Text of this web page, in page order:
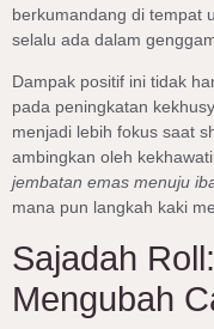
berkumandang di tempat
selalu ada dalam
Dampak positif ini tidak
pada peningkatan
menjadi lebih fokus saat
ambingkan oleh
jembatan emas menuju
mana pun langkah kaki
Sajadah
Mengubah